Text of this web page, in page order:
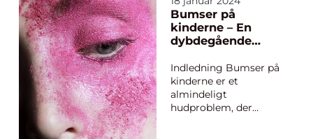
inde i huden og er
ofte smertefulde og
svære at behandle. I
udforske, hvad
indvendige bumser er,
hv...
Bumser på
kinderne – En
dybdegående
udbredt
hudproblem
Indledning Bumser på
kinderne er et
almindeligt
hudproblem, der